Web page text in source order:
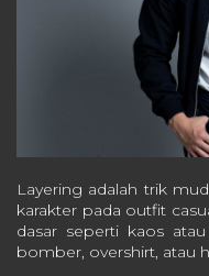
Layering adalah trik
karakter pada outfit
dasar seperti kaos
bomber, overshirt, atau